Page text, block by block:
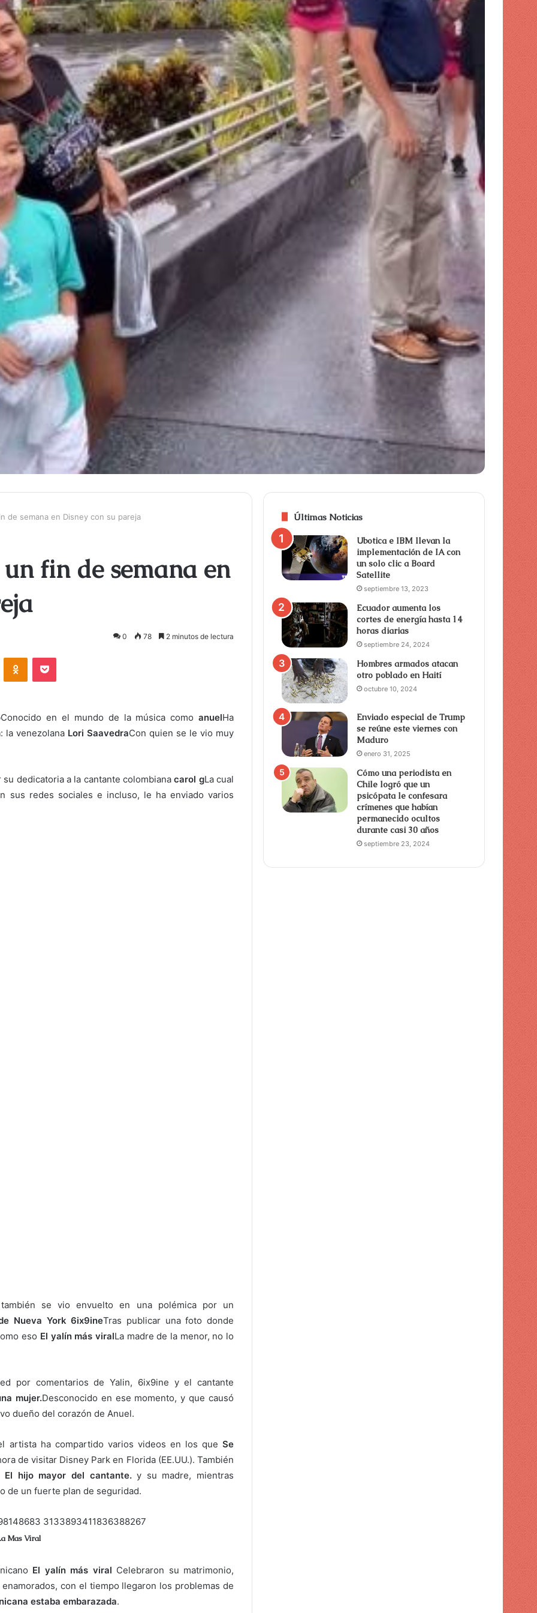
de semana en Disney con su pareja
fin de semana en
0 78 2 minutos de lectura
Conocido en el mundo de la música como anuelHa
la venezolana Lori SaavedraCon quien se le vio muy
dedicatoria a la cantante colombianacarol gLa cual
sus redes sociales e incluso, le ha enviado varios
se vio envuelto en una polémica por un
Nueva York 6ix9ineTras publicar una foto donde
eso El yalín más viralLa madre de la menor, no lo
por comentarios de Yalin, 6ix9ine y el cantante
mujer.Desconocido en ese momento, y que causó
dueño del corazón de Anuel.
artista ha compartido varios videos en los que Se
de visitar Disney Park en Florida (EE.UU.). También
El hijo mayor del cantante.y su madre, mientras
de un fuerte plan de seguridad.
Mas Viral
El yalín más viral Celebraron su matrimonio,
con el tiempo llegaron los problemas de
estaba embarazada.
Últimas Noticias
Ubotica e IBM llevan la
implementación de IA con
un solo clic a Board
Satellite
septiembre 13, 2023
Ecuador aumenta los
cortes de energía hasta 14
horas diarias
septiembre 24, 2024
Hombres armados atacan
otro poblado en Haití
octubre 10, 2024
Enviado especial de Trump
se reúne este viernes con
Maduro
enero 31, 2025
Cómo una periodista en
Chile logró que un
psicópata le confesara
crímenes que habían
permanecido ocultos
durante casi 30 años
septiembre 23, 2024